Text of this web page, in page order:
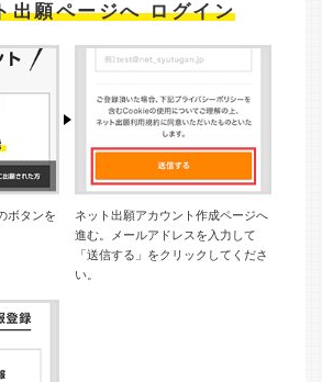
出願ページへ ログイン
ボタンを
ネット出願アカウント作成ページへ
進む。メールアドレスを入力して
「送信する」をクリックしてくださ
い。